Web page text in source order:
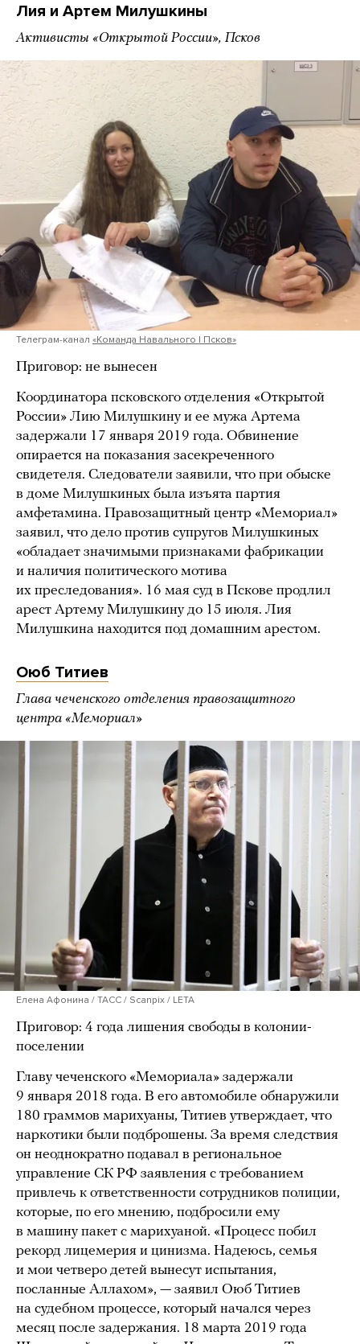
Лия и Артем Милушкины
Активисты «Открытой России», Псков
Телеграм-канал «Команда Навального | Псков»
Приговор: не вынесен
Координатора псковского отделения «Открытой
России» Лию Милушкину и ее мужа Артема
задержали 17 января 2019 года. Обвинение
опирается на показания засекреченного
свидетеля. Следователи заявили, что при обыске
в доме Милушкиных была изъята партия
амфетамина. Правозащитный центр «Мемориал»
заявил, что дело против супругов Милушкиных
«обладает значимыми признаками фабрикации
и наличия политического мотива
их преследования». 16 мая суд в Пскове продлил
арест Артему Милушкину до 15 июля. Лия
Милушкина находится под домашним арестом.
Оюб Титиев
Глава чеченского отделения правозащитного
центра «Мемориал»
Елена Афонина / ТАСС / Scanpix / LETA
Приговор: 4 года лишения свободы в колонии-
поселении
Главу чеченского «Мемориала» задержали
9 января 2018 года. В его автомобиле обнаружили
180 граммов марихуаны, Титиев утверждает, что
наркотики были подброшены. За время следствия
он неоднократно подавал в региональное
управление СК РФ заявления с требованием
привлечь к ответственности сотрудников полиции,
которые, по его мнению, подбросили ему
в машину пакет с марихуаной. «Процесс побил
рекорд лицемерия и цинизма. Надеюсь, семья
и мои четверо детей вынесут испытания,
посланные Аллахом», — заявил Оюб Титиев
на судебном процессе, который начался через
месяц после задержания. 18 марта 2019 года